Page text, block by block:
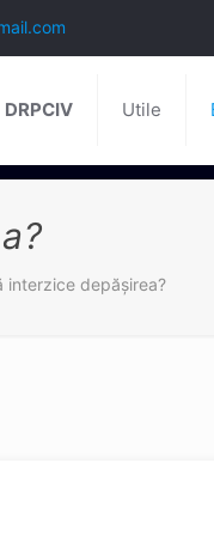
Utile
interzice depășirea?